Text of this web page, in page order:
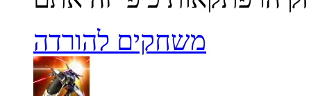
משחקים להורדה